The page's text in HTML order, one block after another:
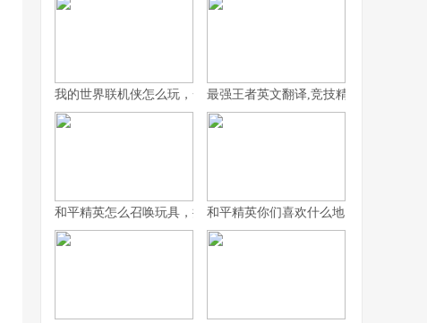
我的世界联机侠怎么玩，一份资深玩家的联机生存指南
最强王者英文翻译,竞技精神的语言跨越
和平精英怎么召唤玩具，揭秘战场趣味彩蛋之旅
和平精英你们喜欢什么地图，战术与情